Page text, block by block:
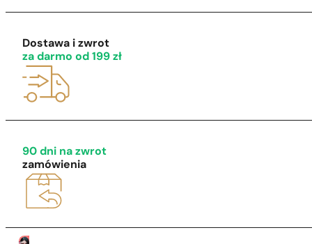
Dostawa i zwrot
za darmo od 199 zł
90 dni na zwrot
zamówienia